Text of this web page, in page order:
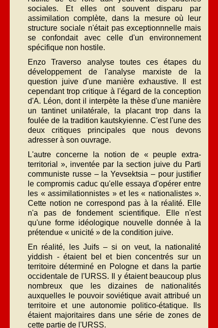
sociales. Et elles ont souvent disparu par
assimilation complète, dans la mesure où leur
structure sociale n'était pas exceptionnnelle mais
se confondait avec celle d'un environnement
spécifique non hostile.
Enzo Traverso analyse toutes ces étapes du
développement de l'analyse marxiste de la
question juive d'une manière exhaustive. Il est
cependant trop critique à l'égard de la conception
d'A. Léon, dont il interpète la thèse d'une manière
un tantinet unilatérale, la placant trop dans la
foulée de la tradition kautskyienne. C'est l'une des
deux critiques principales que nous devons
adresser à son ouvrage.
L'autre concerne la notion de « peuple extra-
territorial », inventée par la section juive du Parti
communiste russe – la Yevsektsia – pour justifier
le compromis caduc qu'elle essaya d'opérer entre
les « assimilationnistes » et les « nationalistes ».
Cette notion ne correspond pas à la réalité. Elle
n'a pas de fondement scientifique. Elle n'est
qu'une forme idéologique nouvelle donnée à la
prétendue « unicité » de la condition juive.
En réalité, les Juifs – si on veut, la nationalité
yiddish - étaient bel et bien concentrés sur un
territoire déterminé en Pologne et dans la partie
occidentale de l'URSS. Il y étaient beaucoup plus
nombreux que les dizaines de nationalités
auxquelles le pouvoir soviétique avait attribué un
territoire et une autonomie politico-étatique. Ils
étaient majoritaires dans une série de zones de
cette partie de l'URSS.